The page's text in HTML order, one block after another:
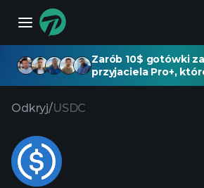
Zarób 10$ gotówki
przyjaciela Pro+,
Odkryj/USDC